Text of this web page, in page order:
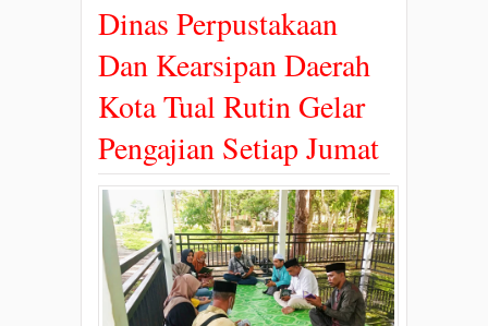
Dinas Perpustakaan
Dan Kearsipan Daerah
Kota Tual Rutin Gelar
Pengajian Setiap Jumat